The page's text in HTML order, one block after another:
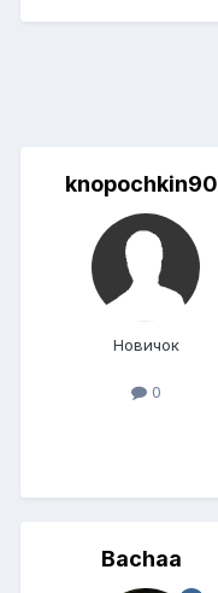
knopochkin90
Новичок
0
Bachaa